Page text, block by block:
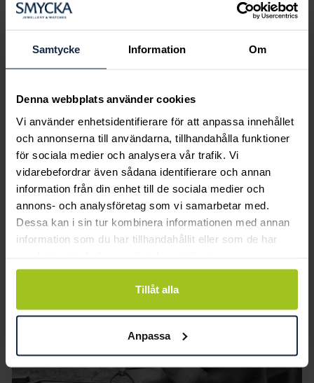
Samtycke Information Om
Denna webbplats använder cookies
Vi använder enhetsidentifierare för att anpassa innehållet
och annonserna till användarna, tillhandahålla funktioner
för sociala medier och analysera vår trafik. Vi
vidarebefordrar även sådana identifierare och annan
information från din enhet till de sociala medier och
annons- och analysföretag som vi samarbetar med.
Dessa kan i sin tur kombinera informationen med annan
information som du har tillhandahållit eller som de har
Tillåt alla
Anpassa
drömring för varje tillfälle i livet. Bokar du
perfekt för just din stil och smak.